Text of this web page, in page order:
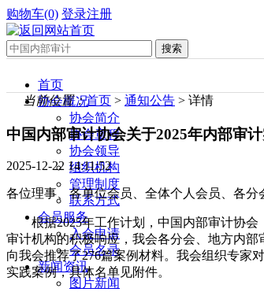
购物车(0) 登录注册
首页
协会概况
协会简介
协会章程
协会领导
组织机构
管理制度
联系方式
会员服务
入会申请
会员名录
新闻资讯
图片新闻
当前位置：首页 > 通知公告 > 详情
中国内部审计协会关于2025年内部审
2025-12-22 14:11:52
各位理事、各单位会员、全体个人会员、各分
根据2025年工作计划，中国内部审计协
审计机构的积极响应，我会各分会、地方内
向我会推荐了276篇案例材料。我会组织专家
实践案例，具体名单见附件。